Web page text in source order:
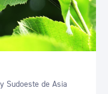
Sudoeste de Asia